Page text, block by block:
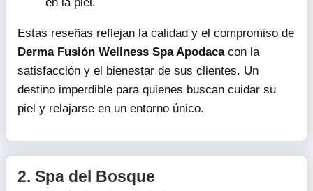
Estas reseñas reflejan la calidad y el compromiso de
Derma Fusión Wellness Spa Apodacacon la
satisfacción y el bienestar de sus clientes. Un
destino imperdible para quienes buscan cuidar su
piel y relajarse en un entorno único.
2. Spa del Bosque